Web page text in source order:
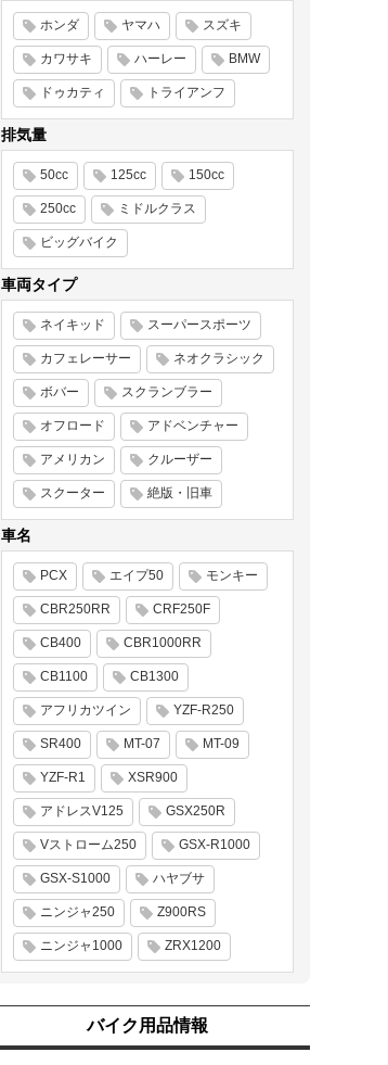
ホンダ ヤマハ スズキ
カワサキ ハーレー BMW
ドゥカティ トライアンフ
排気量
50cc 125cc 150cc
250cc ミドルクラス
ビッグバイク
車両タイプ
ネイキッド スーパースポーツ
カフェレーサー ネオクラシック
ボバー スクランブラー
オフロード アドベンチャー
アメリカン クルーザー
スクーター 絶版・旧車
車名
PCX エイプ50 モンキー
CBR250RR CRF250F
CB400 CBR1000RR
CB1100 CB1300
アフリカツイン YZF-R250
SR400 MT-07 MT-09
YZF-R1 XSR900
アドレスV125 GSX250R
Vストローム250 GSX-R1000
GSX-S1000 ハヤブサ
ニンジャ250 Z900RS
ニンジャ1000 ZRX1200
バイク用品情報